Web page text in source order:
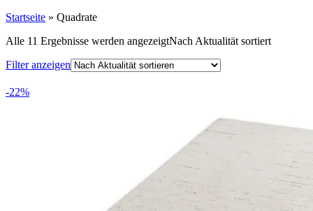
Startseite » Quadrate
Alle 11 Ergebnisse werden angezeigtNach Aktualität sortiert
Filter anzeigen
-22%